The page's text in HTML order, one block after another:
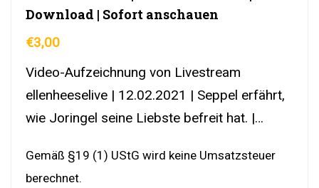
Download | Sofort anschauen
€3,00
Video-Aufzeichnung von Livestream
ellenheeselive | 12.02.2021 | Seppel erfährt,
wie Joringel seine Liebste befreit hat. |
Gemäß §19 (1) UStG wird keine Umsatzsteuer
berechnet.